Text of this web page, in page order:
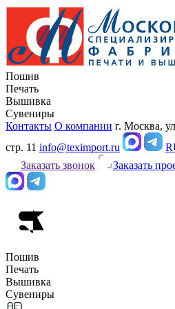
Пошив
Печать
Вышивка
Сувениры
Контакты О компании г. Москва,
стр. 11 info@teximport.ru
Заказать звонок
Заказать
Пошив
Печать
Вышивка
Сувениры